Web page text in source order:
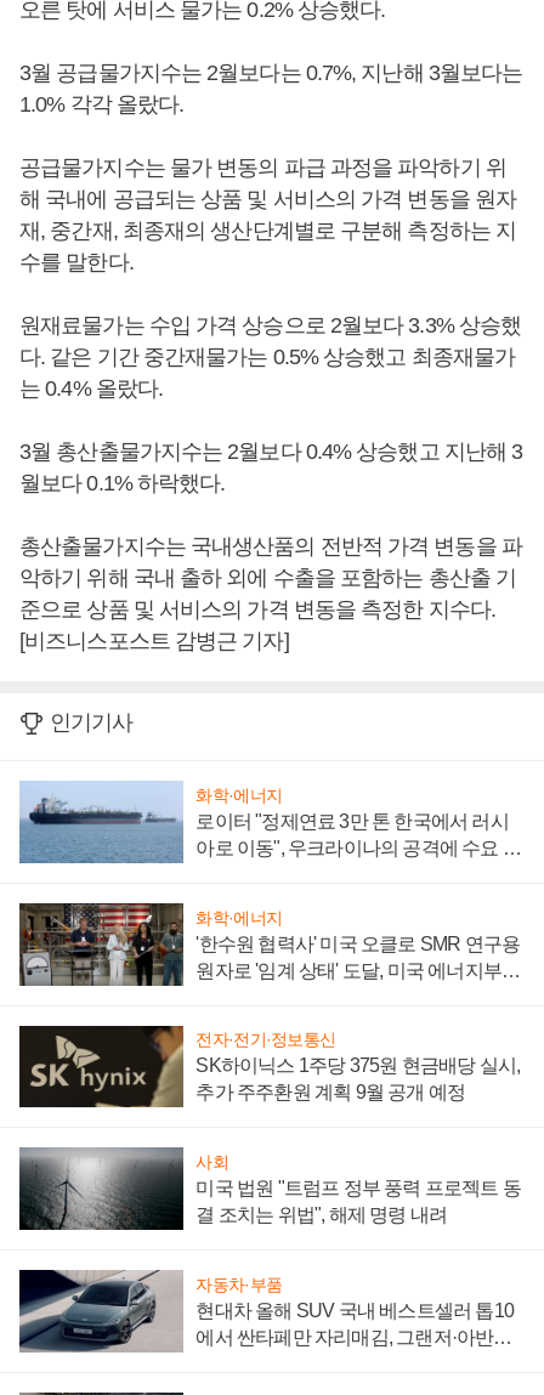
오른 탓에 서비스 물가는 0.2% 상승했다.
3월 공급물가지수는 2월보다는 0.7%, 지난해 3월보다는
1.0% 각각 올랐다.
공급물가지수는 물가 변동의 파급 과정을 파악하기 위
해 국내에 공급되는 상품 및 서비스의 가격 변동을 원자
재, 중간재, 최종재의 생산단계별로 구분해 측정하는 지
수를 말한다.
원재료물가는 수입 가격 상승으로 2월보다 3.3% 상승했
다. 같은 기간 중간재물가는 0.5% 상승했고 최종재물가
는 0.4% 올랐다.
3월 총산출물가지수는 2월보다 0.4% 상승했고 지난해 3
월보다 0.1% 하락했다.
총산출물가지수는 국내생산품의 전반적 가격 변동을 파
악하기 위해 국내 출하 외에 수출을 포함하는 총산출 기
준으로 상품 및 서비스의 가격 변동을 측정한 지수다.
[비즈니스포스트 감병근 기자]
인기기사
화학·에너지
로이터 "정제연료 3만 톤 한국에서 러시
아로 이동", 우크라이나의 공격에 수요 늘
화학·에너지
'한수원 협력사' 미국 오클로 SMR 연구용
원자로 '임계 상태' 도달, 미국 에너지부
전자·전기·정보통신
SK하이닉스 1주당 375원 현금배당 실시,
추가 주주환원 계획 9월 공개 예정
사회
미국 법원 "트럼프 정부 풍력 프로젝트 동
결 조치는 위법", 해제 명령 내려
자동차·부품
현대차 올해 SUV 국내 베스트셀러 톱10
에서 싼타페만 자리매김, 그랜저·아반떼